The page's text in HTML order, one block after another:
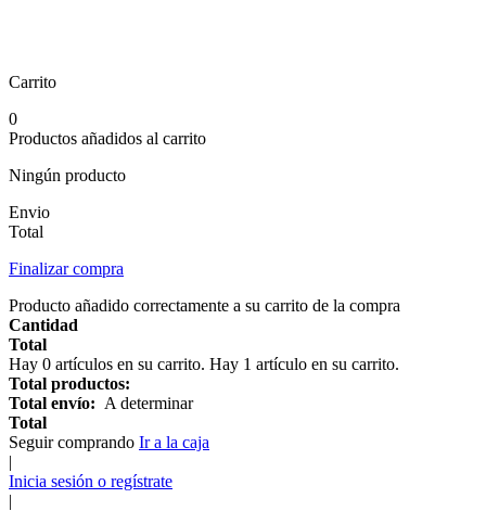
Carrito
0
Productos añadidos al carrito
Ningún producto
Envio
Total
Finalizar compra
Producto añadido correctamente a su carrito de la compra
Cantidad
Total
Hay 0 artículos en su carrito. Hay 1 artículo en su carrito.
Total productos:
Total envío: A determinar
Total
Seguir comprando Ir a la caja
|
Inicia sesión o regístrate
|